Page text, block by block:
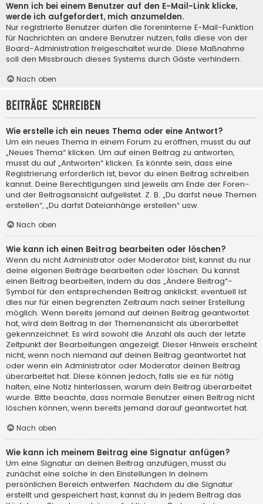
Wenn ich bei einem Benutzer auf den E-Mail-Link klicke,
werde ich aufgefordert, mich anzumelden.
Nur registrierte Benutzer dürfen die foreninterne E-Mail-Funktion
für Nachrichten an andere Benutzer nutzen, falls diese von der
Board-Administration freigeschaltet wurde. Diese Maßnahme
soll den Missbrauch dieses Systems durch Gäste verhindern.
Nach oben
Beiträge schreiben
Wie erstelle ich ein neues Thema oder eine Antwort?
Um ein neues Thema in einem Forum zu eröffnen, musst du auf
„Neues Thema“ klicken. Um auf einen Beitrag zu antworten,
musst du auf „Antworten“ klicken. Es könnte sein, dass eine
Registrierung erforderlich ist, bevor du einen Beitrag schreiben
kannst. Deine Berechtigungen sind jeweils am Ende der Foren-
und der Beitragsansicht aufgelistet. Z. B. „Du darfst neue Themen
erstellen“, „Du darfst Dateianhänge erstellen“ usw.
Nach oben
Wie kann ich einen Beitrag bearbeiten oder löschen?
Wenn du nicht Administrator oder Moderator bist, kannst du nur
deine eigenen Beiträge bearbeiten oder löschen. Du kannst
einen Beitrag bearbeiten, indem du das „Ändere Beitrag“-
Symbol für den entsprechenden Beitrag anklickst; eventuell ist
dies nur für einen begrenzten Zeitraum nach seiner Erstellung
möglich. Wenn bereits jemand auf deinen Beitrag geantwortet
hat, wird dein Beitrag in der Themenansicht als überarbeitet
gekennzeichnet. Es wird sowohl die Anzahl als auch der letzte
Zeitpunkt der Bearbeitungen angezeigt. Dieser Hinweis erscheint
nicht, wenn noch niemand auf deinen Beitrag geantwortet hat
oder wenn ein Administrator oder Moderator deinen Beitrag
überarbeitet hat. Diese können jedoch, falls sie es für nötig
halten, eine Notiz hinterlassen, warum dein Beitrag überarbeitet
wurde. Bitte beachte, dass normale Benutzer einen Beitrag nicht
löschen können, wenn bereits jemand darauf geantwortet hat.
Nach oben
Wie kann ich meinem Beitrag eine Signatur anfügen?
Um eine Signatur an deinen Beitrag anzufügen, musst du
zunächst eine solche in den Einstellungen in deinem
persönlichen Bereich entwerfen. Nachdem du die Signatur
erstellt und gespeichert hast, kannst du in jedem Beitrag das